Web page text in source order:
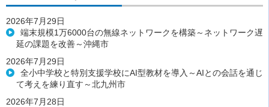
2026年7月29日
端末規模1万6000台の無線ネットワークを構築～ネットワーク遅
延の課題を改善～沖縄市
2026年7月29日
全小中学校と特別支援学校にAI型教材を導入～AIとの会話を通じ
て考えを練り直す～北九州市
2026年7月28日